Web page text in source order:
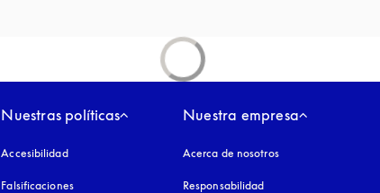
Nuestras políticas
Accesibilidadapertura en una pestaña nueva
Falsificacionesapertura en una pestaña nueva
Nuestra empresa
Acerca de nosotros
Responsabilidad